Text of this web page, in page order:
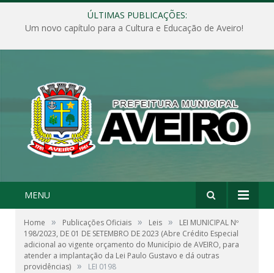
ÚLTIMAS PUBLICAÇÕES:
Um novo capítulo para a Cultura e Educação de Aveiro!
MENU
Home » Publicações Oficiais » Leis »
LEI MUNICIPAL Nº
198/2023, DE 01 DE SETEMBRO DE 2023 (Abre Crédito Especial
adicional ao vigente orçamento do Município de AVEIRO, para
atender a implantação da Lei Paulo Gustavo e dá outras
providências) » LEI 0198